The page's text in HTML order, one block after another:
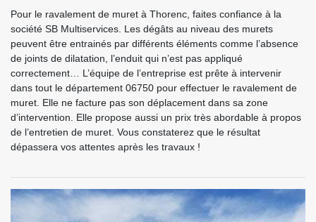
Pour le ravalement de muret à Thorenc, faites confiance à la
société SB Multiservices. Les dégâts au niveau des murets
peuvent être entrainés par différents éléments comme l’absence
de joints de dilatation, l’enduit qui n’est pas appliqué
correctement… L’équipe de l’entreprise est prête à intervenir
dans tout le département 06750 pour effectuer le ravalement de
muret. Elle ne facture pas son déplacement dans sa zone
d’intervention. Elle propose aussi un prix très abordable à propos
de l’entretien de muret. Vous constaterez que le résultat
dépassera vos attentes après les travaux !